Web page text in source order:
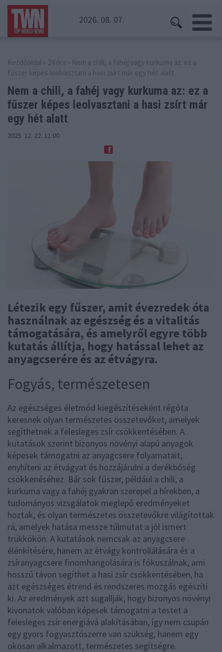
2026. 08. 07.
Kezdőoldal » 24 óra » Nem a chili, a fahéj vagy kurkuma az: ez a
fűszer képes leolvasztani a hasi zsírt már egy hét alatt
Nem a chili, a fahéj vagy kurkuma az: ez a
fűszer képes leolvasztani a hasi zsírt már
egy hét alatt
2025. 12. 22. 11:00
Létezik egy fűszer, amit évezredek óta
használnak az egészség és a vitalitás
támogatására, és amelyről egyre több
kutatás állítja, hogy hatással lehet az
anyagcserére és az étvágyra.
Fogyás, természetesen
Az egészséges életmód kiegészítéseként régóta
keresnek olyan természetes összetevőket, amelyek
segíthetnek a felesleges zsír csökkentésében. A
kutatások szerint bizonyos növényi alapú anyagok
képesek támogatni az anyagcsere folyamatait,
enyhíteni az étvágyat és hozzájárulni a derékbőség
csökkenéséhez. Bár sok fűszer, például a chili, a
kurkuma vagy a fahéj gyakran szerepel a hírekben, a
tudományos vizsgálatok meglepő eredményeket
hoztak, és olyan természetes összetevőkre világítottak
rá, amelyek hatása messze túlmutat a jól ismert
trükkökön. A kutatások nemcsak az anyagcsere
élénkítésére, hanem az étvágy kontrollálására és a
zsíranyagcsere finomhangolására is fókuszálnak, ami
hosszú távon segíthet a hasi zsír csökkentésében, ha
azt egészséges étrend és rendszeres mozgás egészíti
ki. Az eredmények azt sugallják, hogy bizonyos növényi
kivonatok valóban képesek támogatni a testet a
felesleges zsír energiává alakításában, így nem csupán
egy gyors fogyasztószerre van szükség, hanem egy
okosan alkalmazott, természetes segítségre.